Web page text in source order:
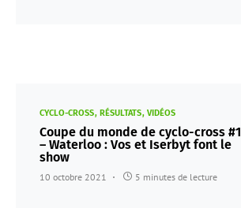
CYCLO-CROSS RÉSULTATS VIDÉOS
Coupe du monde de cyclo-cross #1
– Waterloo : Vos et Iserbyt font le
show
10 octobre 2021 5 minutes de lecture